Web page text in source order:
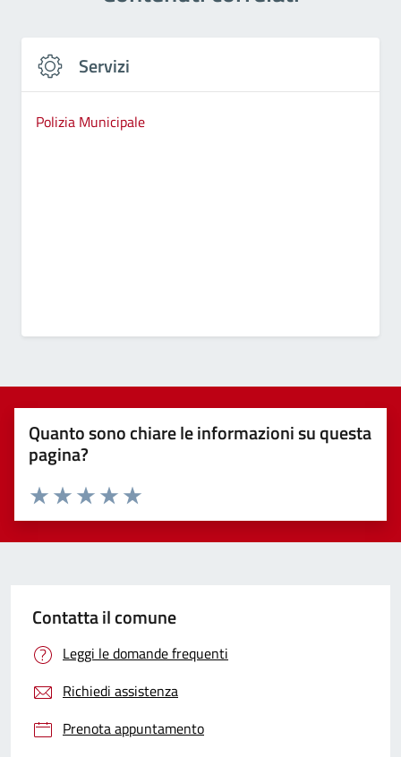
Servizi
Polizia Municipale
Quanto sono chiare le informazioni su questa
pagina?
Valuta 5 stelle su 5
Valuta 4 stelle su 5
Valuta 3 stelle su 5
Valuta 2 stelle su 5
Valuta 1 stelle su 5
Contatta il comune
Leggi le domande frequenti
Richiedi assistenza
Prenota appuntamento